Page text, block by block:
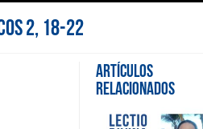
2, 18-22
Artículos
Relacionados